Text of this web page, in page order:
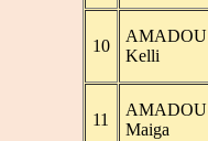
10
AMADOU
Kelli
11
AMADOU
Maiga